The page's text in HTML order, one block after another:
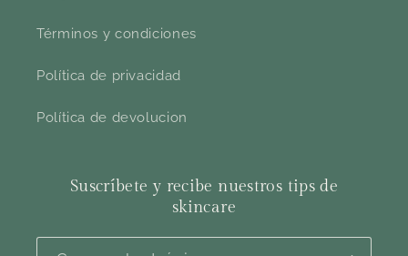
Términos y condiciones
Política de privacidad
Política de devolucion
Suscríbete y recibe nuestros tips de
skincare